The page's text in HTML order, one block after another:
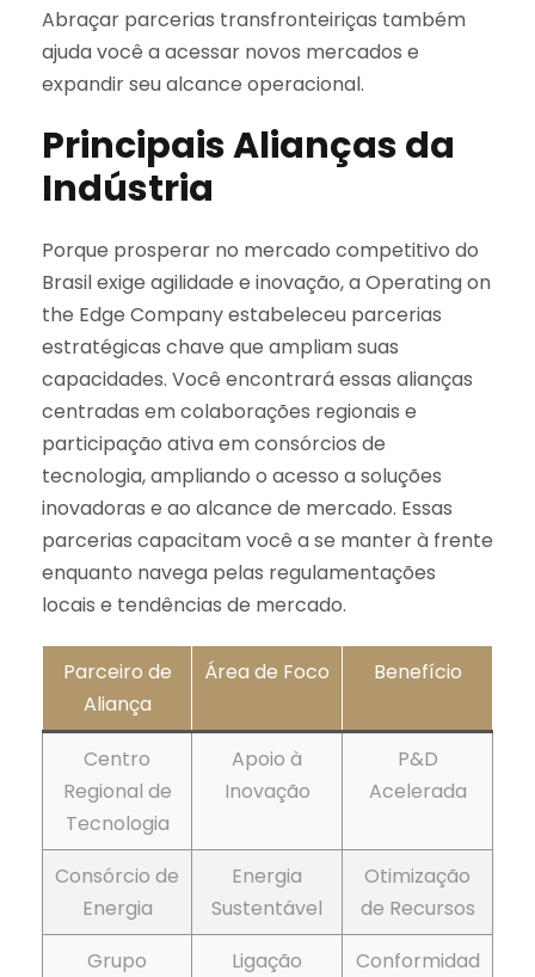
Abraçar parcerias transfronteiriças também
ajuda você a acessar novos mercados e
expandir seu alcance operacional.
Principais Alianças da
Indústria
Porque prosperar no mercado competitivo do
Brasil exige agilidade e inovação, a Operating on
the Edge Company estabeleceu parcerias
estratégicas chave que ampliam suas
capacidades. Você encontrará essas alianças
centradas em colaborações regionais e
participação ativa em consórcios de
tecnologia, ampliando o acesso a soluções
inovadoras e ao alcance de mercado. Essas
parcerias capacitam você a se manter à frente
enquanto navega pelas regulamentações
locais e tendências de mercado.
Parceiro de
Aliança
Área de Foco Benefício
Centro
Regional de
Tecnologia
Apoio à
Inovação
P&D
Acelerada
Consórcio de
Energia
Energia
Sustentável
Otimização
de Recursos
Grupo
Ligação
Conformidad